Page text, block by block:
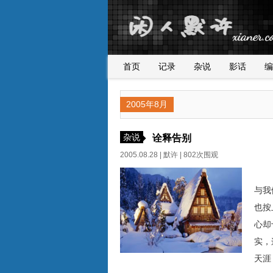
首页 记录 杂说 影话
2005年8月
杂说 诠释告别
2005.08.28 | 默许 | 802次围观
天
与
也
心
实
天